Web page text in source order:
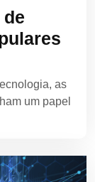
as
um papel